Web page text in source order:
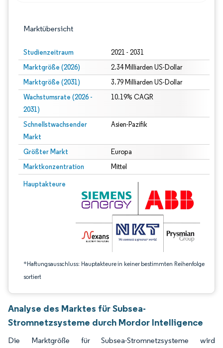
Marktübersicht
Studienzeitraum 2021 - 2031
Marktgröße (2026) 2.34 Milliarden US-Dollar
Marktgröße (2031) 3.79 Milliarden US-Dollar
Wachstumsrate (2026 -
2031)
10.19% CAGR
Schnellstwachsender
Markt
Asien-Pazifik
Größter Markt Europa
Marktkonzentration Mittel
Hauptakteure
*Haftungsausschluss: Hauptakteure in keiner bestimmten Reihenfolge
sortiert
Bild © Mordor Intelligence. Wiederverwendung erfordert Namensnennung
Analyse des Marktes für Subsea-
Stromnetzsysteme durch Mordor Intelligence
Die Marktgröße für Subsea-Stromnetzsysteme wird